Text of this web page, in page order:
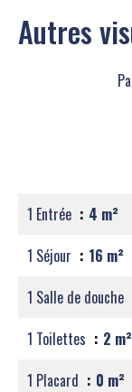
Autres
1 Entrée
4 m²
1 Séjour
16 m²
1 Salle de douche
1 Toilettes
2 m²
1 Placard
0 m²